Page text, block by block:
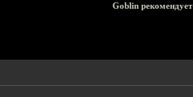
Goblin рекомендует